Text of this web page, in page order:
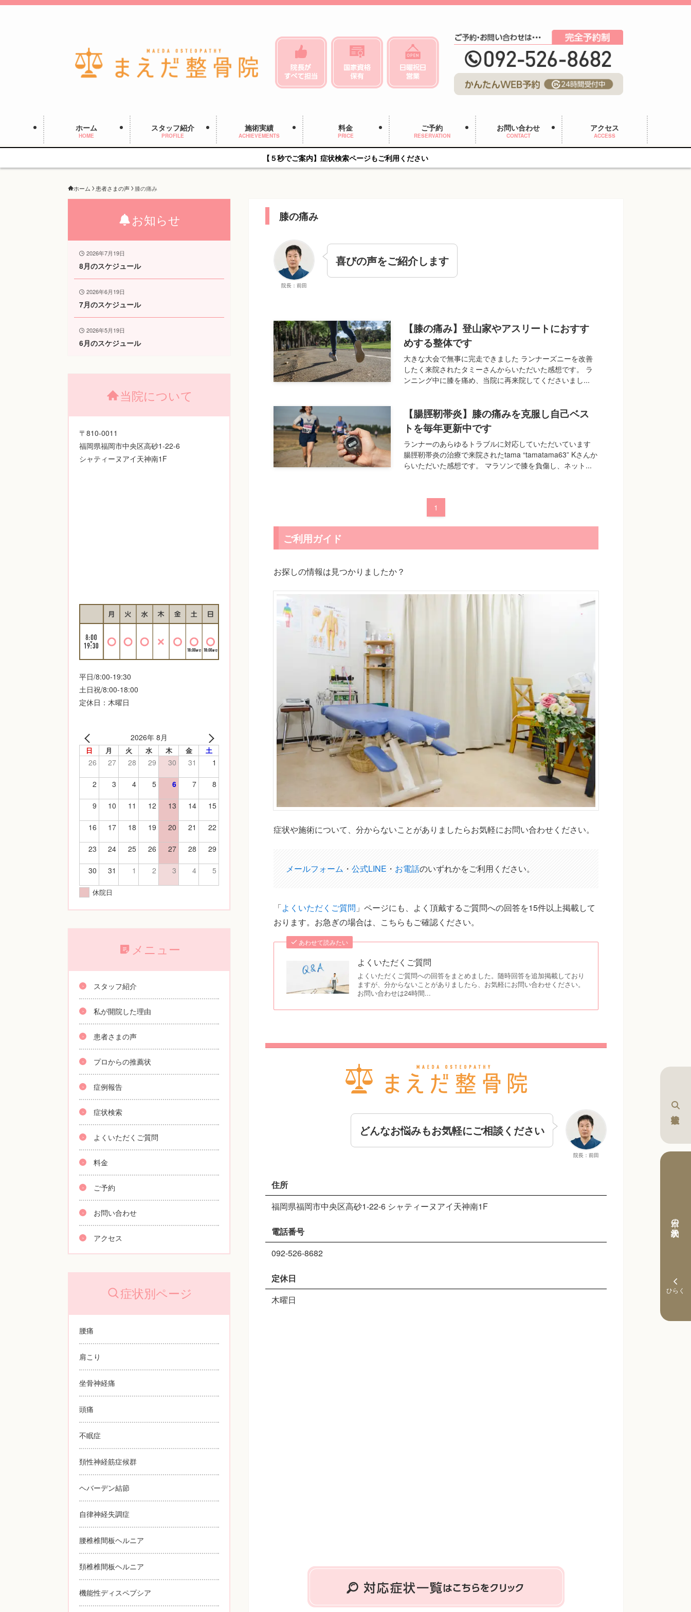
ホーム
HOME
スタッフ紹介
PROFILE
施術実績
ACHIEVEMENTS
料金
PRICE
ご予約
RESERVATION
お問い合わせ
CONTACT
アクセス
ACCESS
【５秒でご案内】症状検索ページもご利用ください
ホーム 患者さまの声 膝の痛み
膝の痛み
院長：前田
喜びの声をご紹介します
【膝の痛み】登山家やアスリートにおすす
めする整体です
大きな大会で無事に完走できました ランナーズニーを改善
したく来院されたタミーさんからいただいた感想です。 ラ
ンニング中に膝を痛め、当院に再来院してくださいまし...
【腸脛靭帯炎】膝の痛みを克服し自己ベス
トを毎年更新中です
ランナーのあらゆるトラブルに対応していただいています
腸脛靭帯炎の治療で来院されたtama “tamatama63” Kさんか
らいただいた感想です。 マラソンで膝を負傷し、ネット...
1
ご利用ガイド
お探しの情報は見つかりましたか？
症状や施術について、分からないことがありましたらお気軽にお問い合わせください。
メールフォーム ・ 公式LINE ・ お電話のいずれかをご利用ください。
「よくいただくご質問 」ページにも、よく頂戴するご質問への回答を15件以上掲載して
おります。お急ぎの場合は、こちらもご確認ください。
あわせて読みたい
よくいただくご質問
よくいただくご質問への回答をまとめました。随時回答を追加掲載しており
ますが、分からないことがありましたら、お気軽にお問い合わせください。
お問い合わせは24時間...
院長：前田
どんなお悩みもお気軽にご相談ください
住所
福岡県福岡市中央区高砂1-22-6 シャティーヌアイ天神南1F
電話番号
092-526-8682
定休日
木曜日
お知らせ
2026年7月19日
8月のスケジュール
2026年6月19日
7月のスケジュール
2026年5月19日
6月のスケジュール
当院について
〒810-0011
福岡県福岡市中央区高砂1-22-6
シャティーヌアイ天神南1F
平日/8:00-19:30
土日祝/8:00-18:00
定休日：木曜日
2026年 8月
日 月 火 水 木 金 土
26 27 28 29 30 31 1
2 3 4 5 6 7 8
9 10 11 12 13 14 15
16 17 18 19 20 21 22
23 24 25 26 27 28 29
30 31 1 2 3 4 5
休院日
メニュー
スタッフ紹介
私が開院した理由
患者さまの声
プロからの推薦状
症例報告
症状検索
よくいただくご質問
料金
ご予約
お問い合わせ
アクセス
症状別ページ
腰痛
肩こり
坐骨神経痛
頭痛
不眠症
頚性神経筋症候群
ヘバーデン結節
自律神経失調症
腰椎椎間板ヘルニア
頚椎椎間板ヘルニア
機能性ディスペプシア
本日の予約状況